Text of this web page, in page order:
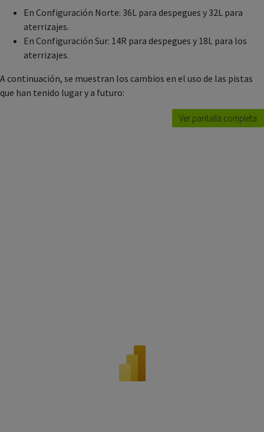
En Configuración Norte: 36L para despegues y 32L para
aterrizajes.
En Configuración Sur: 14R para despegues y 18L para los
aterrizajes.
A continuación, se muestran los cambios en el uso de las pistas
que han tenido lugar y a futuro:
Ver pantalla completa